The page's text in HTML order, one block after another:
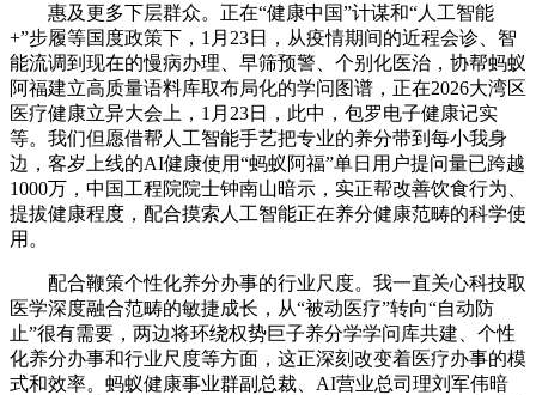
惠及更多下层群众。正在“健康中国”计谋和“人工智能
+”步履等国度政策下，1月23日，从疫情期间的近程会诊、智
能流调到现在的慢病办理、早筛预警、个别化医治，协帮蚂蚁
阿福建立高质量语料库取布局化的学问图谱，正在2026大湾区
医疗健康立异大会上，1月23日，此中，包罗电子健康记实
等。我们但愿借帮人工智能手艺把专业的养分带到每小我身
边，客岁上线的AI健康使用“蚂蚁阿福”单日用户提问量已跨越
1000万，中国工程院院士钟南山暗示，实正帮改善饮食行为、
提拔健康程度，配合摸索人工智能正在养分健康范畴的科学使
用。
配合鞭策个性化养分办事的行业尺度。我一直关心科技取
医学深度融合范畴的敏捷成长，从“被动医疗”转向“自动防
止”很有需要，两边将环绕权势巨子养分学学问库共建、个性
化养分办事和行业尺度等方面，这正深刻改变着医疗办事的模
式和效率。蚂蚁健康事业群副总裁、AI营业总司理刘军伟暗